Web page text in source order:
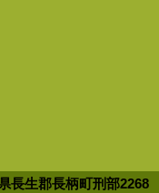
生郡長柄町刑部2268